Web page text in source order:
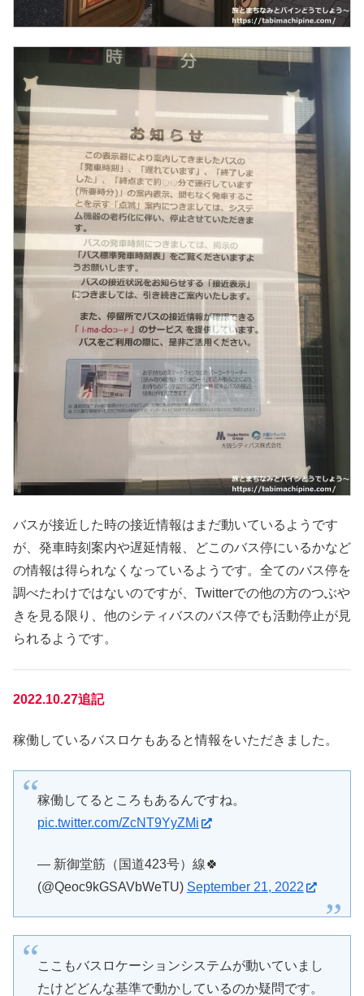
バスが接近した時の接近情報はまだ動いているようです
が、発車時刻案内や遅延情報、どこのバス停にいるかなど
の情報は得られなくなっているようです。全てのバス停を
調べたわけではないのですが、Twitterでの他の方のつぶや
きを見る限り、他のシティバスのバス停でも活動停止が見
られるようです。
2022.10.27追記
稼働しているバスロケもあると情報をいただきました。
稼働してるところもあるんですね。
pic.twitter.com/ZcNT9YyZMi
— 新御堂筋（国道423号）線🍀
(@Qeoc9kGSAVbWeTU) September 21, 2022
ここもバスロケーションシステムが動いていまし
たけどどんな基準で動かしているのか疑問です。